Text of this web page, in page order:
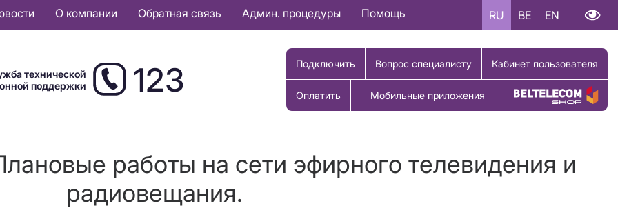
О компании Обратная связь Админ. процедуры Помощь RU BE EN
технической
поддержки
123 Подключить Вопрос специалисту Кабинет пользователя
Оплатить Мобильные приложения Купить товар
работы на сети эфирного телевидения и
радиовещания.